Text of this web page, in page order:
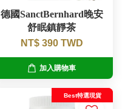
德國SanctBernhard晚安
舒眠鎮靜茶
NT$ 390 TWD
加入購物車
Best特選現貨